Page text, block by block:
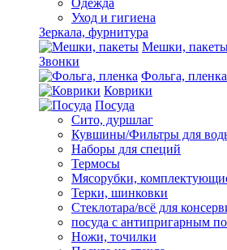
Одежда
Уход и гигиена
Зеркала, фурнитура
Мешки,
Звонки
Фольга, пленка
Коврики
Посуда
Сито, дуршлаг
Кувшины/Фильтры для
Наборы для специй
Термосы
Мясорубки,
Терки, шинковки
Стеклотара/всё для
посуда с антипригарным
Ножи, точилки